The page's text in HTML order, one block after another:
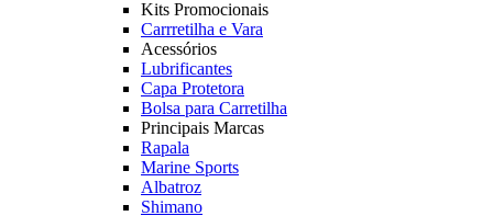
Kits Promocionais
Carrretilha e Vara
Acessórios
Lubrificantes
Capa Protetora
Bolsa para Carretilha
Principais Marcas
Rapala
Marine Sports
Albatroz
Shimano